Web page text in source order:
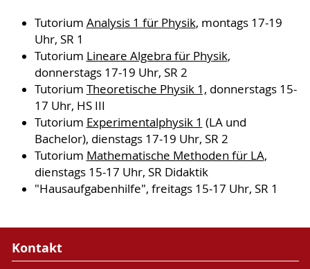
Tutorium Analysis 1 für Physik, montags 17-19
Uhr, SR 1
Tutorium Lineare Algebra für Physik,
donnerstags 17-19 Uhr, SR 2
Tutorium Theoretische Physik 1, donnerstags 15-
17 Uhr, HS III
Tutorium Experimentalphysik 1 (LA und
Bachelor), dienstags 17-19 Uhr, SR 2
Tutorium Mathematische Methoden für LA,
dienstags 15-17 Uhr, SR Didaktik
"Hausaufgabenhilfe", freitags 15-17 Uhr, SR 1
Kontakt